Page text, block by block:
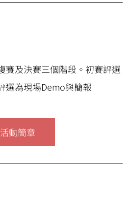
賽及決賽三個階段。初賽評選
選為現場Demo與簡報
活動簡章